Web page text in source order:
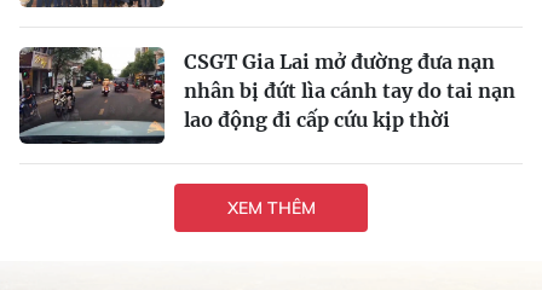
CSGT Gia Lai mở đường đưa nạn
nhân bị đứt lìa cánh tay do tai nạn
lao động đi cấp cứu kịp thời
XEM THÊM